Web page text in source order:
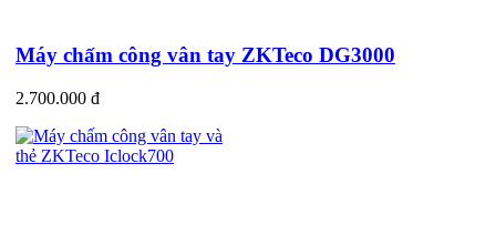
Máy chấm công vân tay ZKTeco DG3000
2.700.000 đ